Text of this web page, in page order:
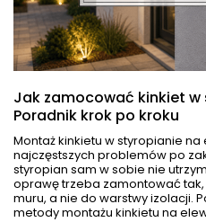
Jak zamocować kinkiet
Poradnik krok po kroku
Montaż kinkietu w styropianie
najczęstszych problemów po
styropian sam w sobie nie
oprawę trzeba zamontować tak,
muru, a nie do warstwy izolacji.
metody montażu kinkietu na